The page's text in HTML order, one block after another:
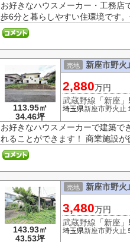
お好きなハウスメーカー・工務店
歩6分と暮らしやすい住環境です
113.95㎡
34.46坪
売地 新座市野
2,880万円
武蔵野線 「新座
埼玉県新座市野火止
お好きなハウスメーカーで建築で
れることができます！ 商業施設が
143.93㎡
43.53坪
売地 新座市野
3,480万円
武蔵野線 「新座
埼玉県新座市野火止